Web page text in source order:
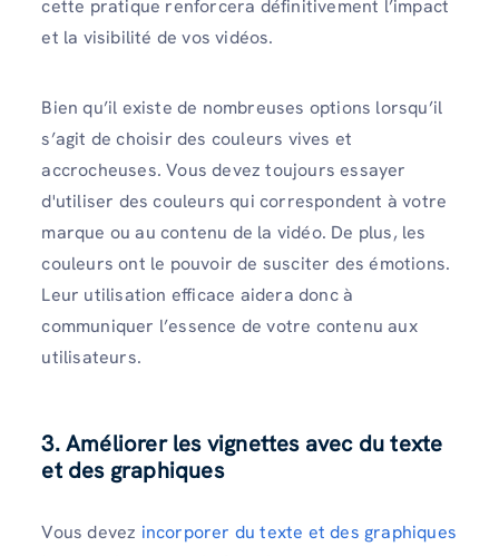
cette pratique renforcera définitivement l’impact
et la visibilité de vos vidéos.
Bien qu’il existe de nombreuses options lorsqu’il
s’agit de choisir des couleurs vives et
accrocheuses. Vous devez toujours essayer
d'utiliser des couleurs qui correspondent à votre
marque ou au contenu de la vidéo. De plus, les
couleurs ont le pouvoir de susciter des émotions.
Leur utilisation efficace aidera donc à
communiquer l’essence de votre contenu aux
utilisateurs.
3. Améliorer les vignettes avec du texte
et des graphiques
Vous devez incorporer du texte et des graphiques